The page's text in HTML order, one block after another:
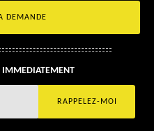
IMMEDIATEMENT